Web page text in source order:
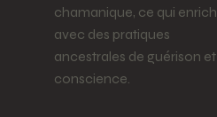
chamanique, ce qui
avec des pratiques
ancestrales de guérison
conscience.